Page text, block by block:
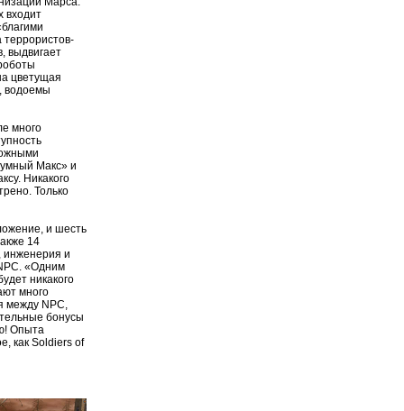
входит
террористов-
выдвигает
цветущая
водоемы
много
Макс» и
Никакого
Только
и шесть
14
инженерия и
«Одним
никакого
много
между NPC,
бонусы
Опыта
как Soldiers of